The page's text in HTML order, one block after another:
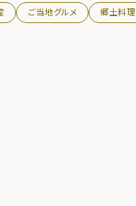
ご当地グルメ
郷土料理